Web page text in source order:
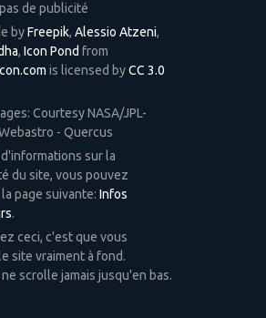
de publicité
byFreepik, Alessio Atzeni,
, Icon Pond from
is licensed byCC 3.0
Courtesy NASA/JPL-
- Quercus
sur la
du site, vous pouvez
page suivante: Infos
.
ceci, c'est que vous
site vraiment à fond.
scrolle jamais jusqu'en bas.